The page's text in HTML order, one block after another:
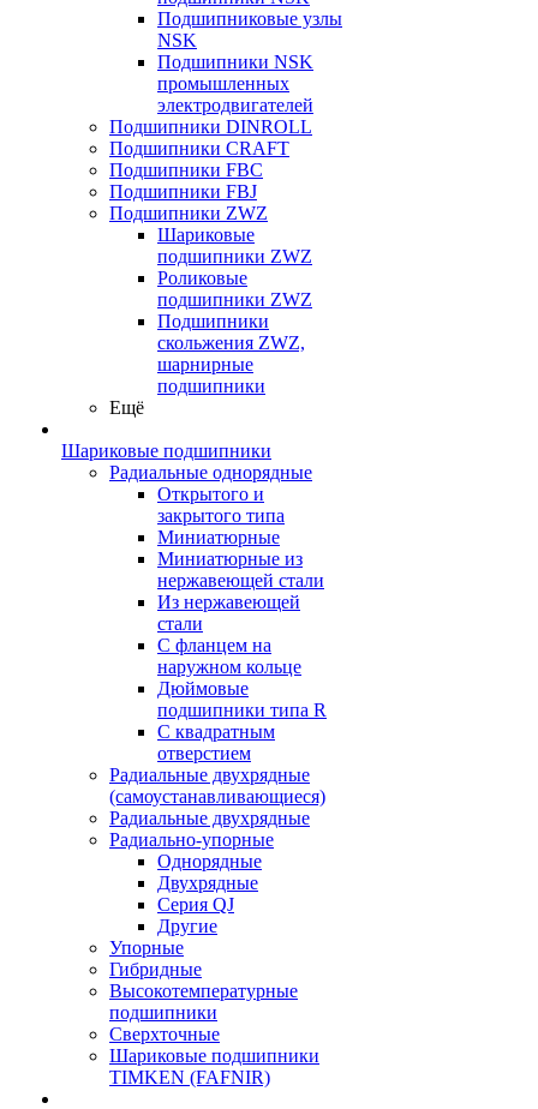
Подшипниковые узлы
NSK
Подшипники NSK
промышленных
электродвигателей
Подшипники DINROLL
Подшипники CRAFT
Подшипники FBC
Подшипники FBJ
Подшипники ZWZ
Шариковые
подшипники ZWZ
Роликовые
подшипники ZWZ
Подшипники
скольжения ZWZ,
шарнирные
подшипники
Ещё
Шариковые подшипники
Радиальные однорядные
Открытого и
закрытого типа
Миниатюрные
Миниатюрные из
нержавеющей стали
Из нержавеющей
стали
С фланцем на
наружном кольце
Дюймовые
подшипники типа R
С квадратным
отверстием
Радиальные двухрядные
(самоустанавливающиеся)
Радиальные двухрядные
Радиально-упорные
Однорядные
Двухрядные
Серия QJ
Другие
Упорные
Гибридные
Высокотемпературные
подшипники
Сверхточные
Шариковые подшипники
TIMKEN (FAFNIR)